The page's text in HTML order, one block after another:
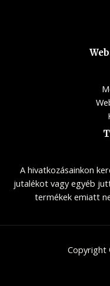
A hivatkozásainkon
jutalékot vagy egyéb
termékek emiatt
Copyright